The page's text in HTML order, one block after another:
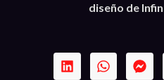
diseño de